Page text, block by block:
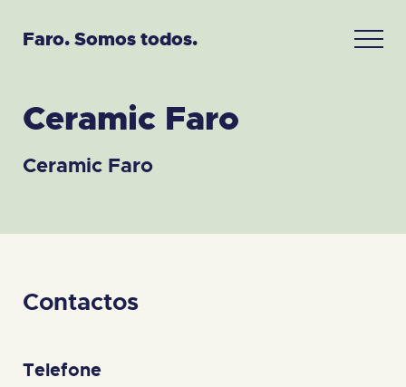
Faro. Somos todos.
Ceramic Faro
Ceramic Faro
Contactos
Telefone